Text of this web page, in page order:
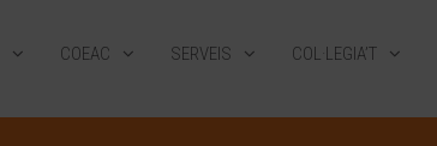
COEAC SERVEIS COL·LEGIA’T